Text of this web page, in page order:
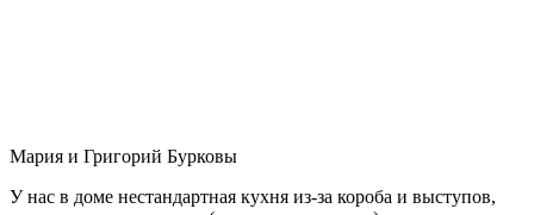
Мария и Григорий Бурковы
У нас в доме нестандартная кухня из-за короба и выступов,